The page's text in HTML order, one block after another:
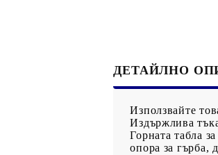
ДЕТАЙЛНО
Използвайте
Издържлива
Горната табла
опора за гърба,